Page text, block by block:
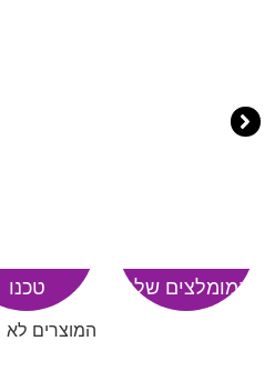
המומלצים שלנו טכנו
המוצרים לא